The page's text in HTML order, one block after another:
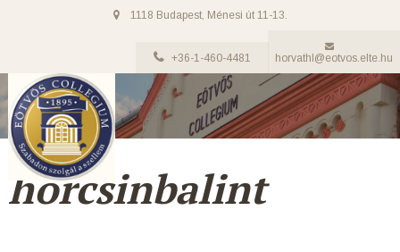
1118 Budapest, Ménesi út 11-13.
+36-1-460-4481 horvathl@eotvos.elte.hu
horcsinbalint